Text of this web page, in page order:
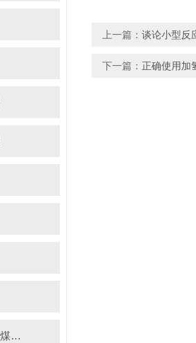
二氧化碳超临界电解水煤浆制甲烷装置
上一篇： 谈论小型反
下一篇： 正确使用加